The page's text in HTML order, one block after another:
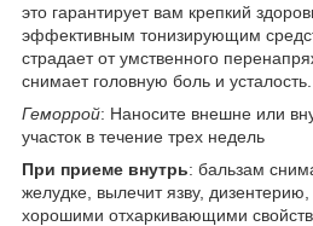
это гарантирует вам крепкий
эффективным тонизирующим
страдает от умственного
снимает головную боль и усталость.
Геморрой: Наносите внешне или
участок в течение трех недель
При приеме внутрь: бальзам
желудке, вылечит язву,
хорошими отхаркивающими